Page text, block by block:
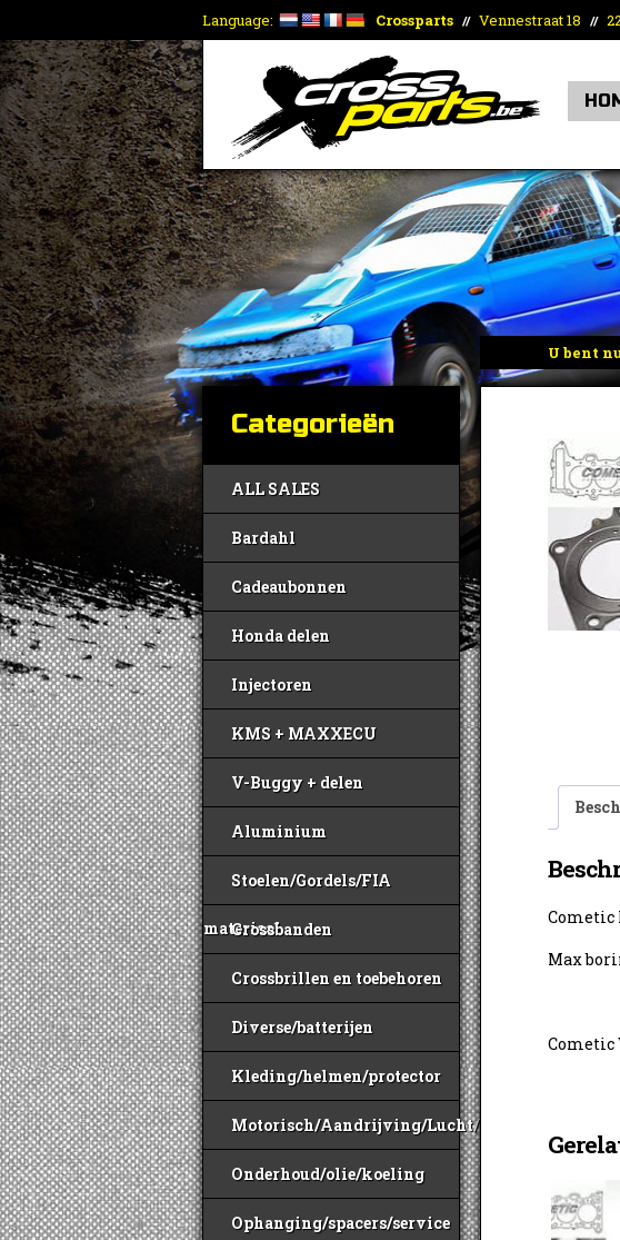
Language: Crossparts // Vennestraat 18 //
U bent
Categorieën
ALL SALES
Bardahl
Cadeaubonnen
Honda delen
Injectoren
KMS + MAXXECU
V-Buggy + delen
Aluminium
Stoelen/Gordels/FIA
materiaal
Crossbanden
Crossbrillen en toebehoren
Diverse/batterijen
Kleding/helmen/protector
Motorisch/Aandrijving/Lucht/Benzine
Onderhoud/olie/koeling
Ophanging/spacers/service
Max
Cometic